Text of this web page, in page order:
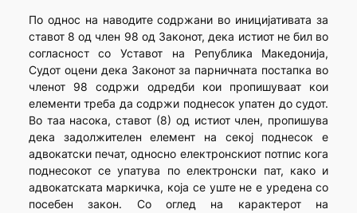
По однос на наводите содржани во иницијативата за
ставот 8 од член 98 од Законот, дека истиот не бил во
согласност со Уставот на Република Македонија,
Судот оцени дека Законот за парничната постапка во
членот 98 содржи одредби кои пропишуваат кои
елементи треба да содржи поднесок упатен до судот.
Во таа насока, ставот (8) од истиот член, пропишува
дека задолжителен елемент на секој поднесок е
адвокатски печат, односно електронскиот потпис кога
поднесокот се упатува по електронски пат, како и
адвокатската маркичка, која се уште не е уредена со
посебен закон. Со оглед на карактерот на